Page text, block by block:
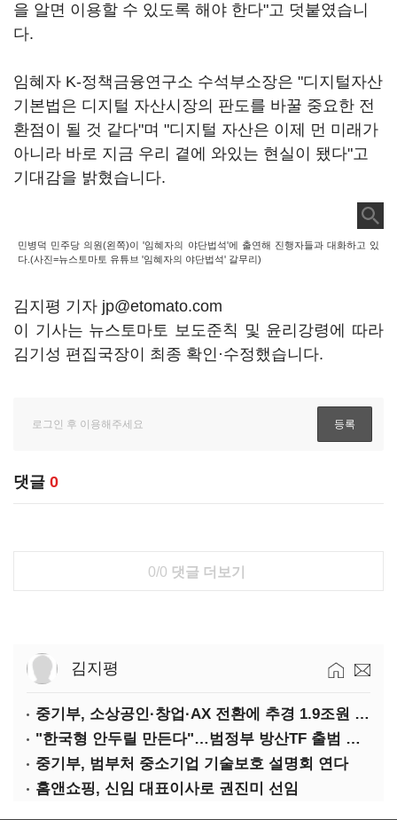
을 알면 이용할 수 있도록 해야 한다"고 덧붙였습니
다.
임혜자 K-정책금융연구소 수석부소장은 "디지털자산
기본법은 디지털 자산시장의 판도를 바꿀 중요한 전
환점이 될 것 같다"며 "디지털 자산은 이제 먼 미래가
아니라 바로 지금 우리 곁에 와있는 현실이 됐다"고
기대감을 밝혔습니다.
민병덕 민주당 의원(왼쪽)이 '임혜자의 야단법석'에 출연해 진행자들과 대화하고 있
다.(사진=뉴스토마토 유튜브 '임혜자의 야단법석' 갈무리)
김지평 기자 jp@etomato.com
이 기사는 뉴스토마토 보도준칙 및 윤리강령에 따라
김기성 편집국장이 최종 확인·수정했습니다.
댓글 0
0/0 댓글 더보기
김지평
중기부, 소상공인·창업·AX 전환에 추경 1.9조원 편성
"한국형 안두릴 만든다"…범정부 방산TF 출범 초읽기
중기부, 범부처 중소기업 기술보호 설명회 연다
홈앤쇼핑, 신임 대표이사로 권진미 선임